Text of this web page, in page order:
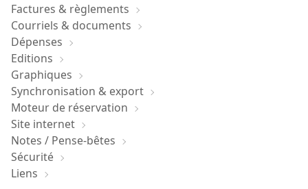
Factures & règlements
Courriels & documents
Dépenses
Editions
Graphiques
Synchronisation & export
Moteur de réservation
Site internet
Notes / Pense-bêtes
Sécurité
Liens